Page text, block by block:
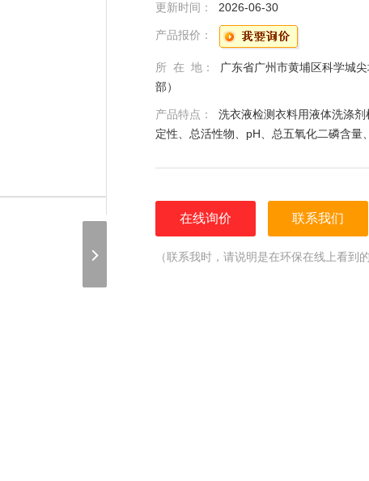
更新时间： 2026-06-30
产品报价：
所 在 地：
广东省广州市黄埔区科学城
部）
产品特点： 洗衣液检测衣料用液体洗涤
定性、总活性物、pH、总五氧化二磷含量
在线询价 联系我们
（联系我时，请说明是在环保在线上看到